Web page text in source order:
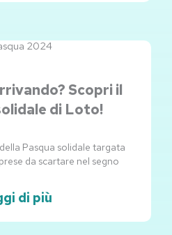
Scopri il
di Loto!
Pasqua solidale targata
da scartare nel segno
di più